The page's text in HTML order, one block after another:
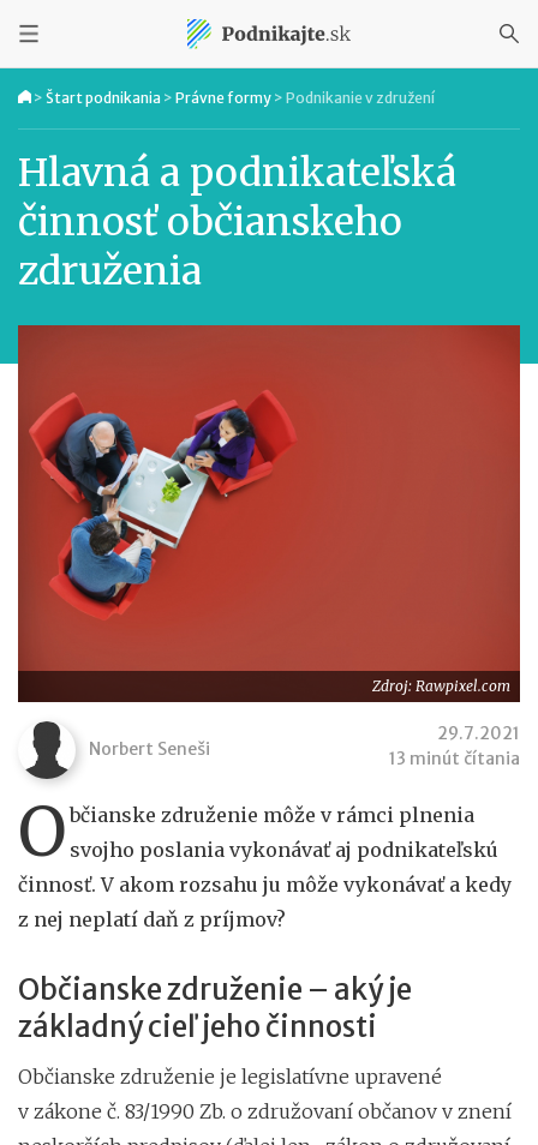
> Štart podnikania > Právne formy > Podnikanie v združení
Hlavná a podnikateľská
činnosť občianskeho
združenia
Zdroj: Rawpixel.com
Norbert Seneši
29.7.2021
13 minút čítania
O bčianske združenie môže v rámci plnenia
svojho poslania vykonávať aj podnikateľskú
činnosť. V akom rozsahu ju môže vykonávať a kedy
z nej neplatí daň z príjmov?
Občianske združenie – aký je
základný cieľ jeho činnosti
Občianske združenie je legislatívne upravené
v zákone č. 83/1990 Zb. o združovaní občanov v znení